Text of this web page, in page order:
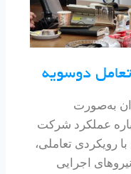
دوسویه
به‌صورت
عملکرد شرکت
رویکردی تعاملی،
اجرایی